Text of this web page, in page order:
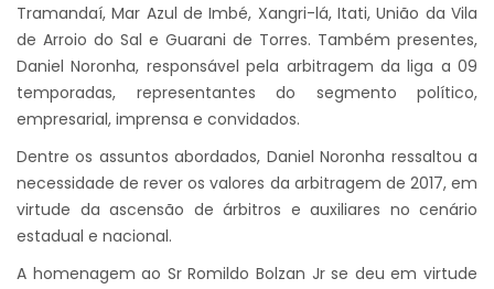
Tramandaí, Mar Azul de Imbé, Xangri-lá, Itati, União da Vila
de Arroio do Sal e Guarani de Torres. Também presentes,
Daniel Noronha, responsável pela arbitragem da liga a 09
temporadas, representantes do segmento político,
empresarial, imprensa e convidados.
Dentre os assuntos abordados, Daniel Noronha ressaltou a
necessidade de rever os valores da arbitragem de 2017, em
virtude da ascensão de árbitros e auxiliares no cenário
estadual e nacional.
A homenagem ao Sr Romildo Bolzan Jr se deu em virtude